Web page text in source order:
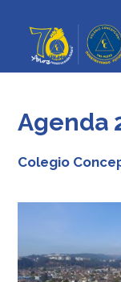
Agenda
Colegio